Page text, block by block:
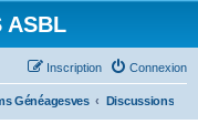
ASBL
Connexion
Inscription
Généagesves Discussions